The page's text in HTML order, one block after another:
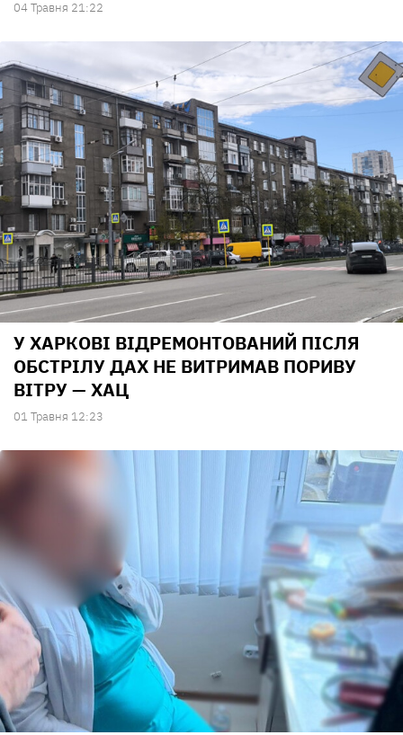
04 Травня 21:22
У ХАРКОВІ ВІДРЕМОНТОВАНИЙ ПІСЛЯ
ОБСТРІЛУ ДАХ НЕ ВИТРИМАВ ПОРИВУ
ВІТРУ — ХАЦ
01 Травня 12:23